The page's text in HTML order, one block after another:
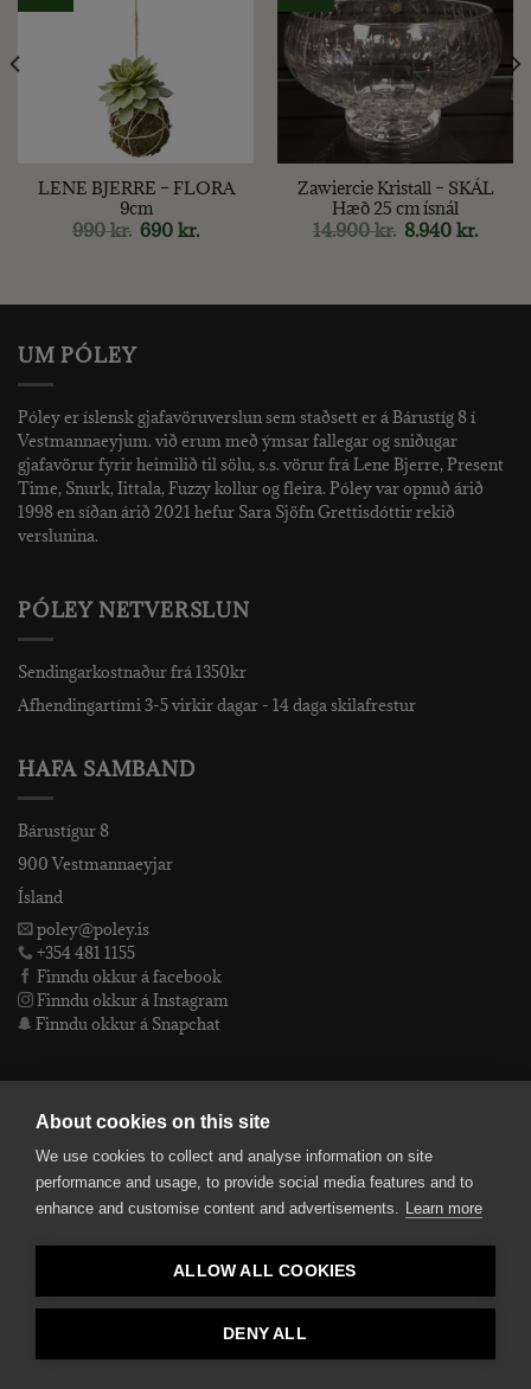
LENE BJERRE – FLORA
9cm
990kr. Original
price
690kr.Current
price
Zawiercie Kristall – SKÁL
Hæð 25 cm ísnál
14.900kr. Original
price
8.940kr.
price
UM PÓLEY
Póley er íslensk gjafavöruverslun sem staðsett er á Bárustíg 8 í
Vestmannaeyjum. við erum með ýmsar fallegar og sniðugar
gjafavörur fyrir heimilið til sölu, s.s. vörur frá Lene Bjerre, Present
Time, Snurk, Iittala, Fuzzy kollur og fleira. Póley var opnuð árið
1998 en síðan árið 2021 hefur Sara Sjöfn Grettisdóttir rekið
verslunina.
PÓLEY NETVERSLUN
Sendingarkostnaður frá 1350kr
Afhendingartími 3-5 virkir dagar - 14 daga skilafrestur
HAFA SAMBAND
Bárustígur 8
900 Vestmannaeyjar
Ísland
poley@poley.is
+354 481 1155
Finndu okkur á facebook
Finndu okkur á Instagram
Finndu okkur á Snapchat
Póley ehf
kt: 4905072480
smelltu hér fyrir Lógóið okkar í fullri upplausn
Bankaupplýsingar
reikningsnúmer: 582-26-5848
About cookies on this site
We use cookies to collect and analyse information on site
performance and usage, to provide social media features and to
enhance and customise content and advertisements. Learn more
ALLOW ALL COOKIES
DENY ALL